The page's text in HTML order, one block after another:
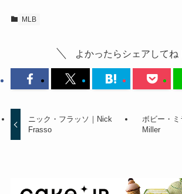
MLB
よかったらシェアしてね
ニック・フラッソ｜Nick
Frasso
ボビー・
Miller